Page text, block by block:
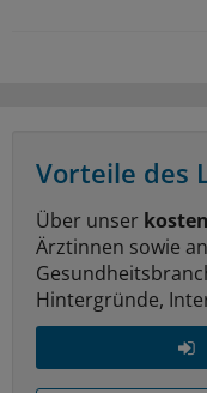
Vorteile des
Über unser
Ärztinnen sowie
Hintergründe,